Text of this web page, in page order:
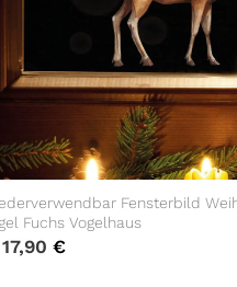
Fensterbild
Fuchs Vogelhaus
17,90 €